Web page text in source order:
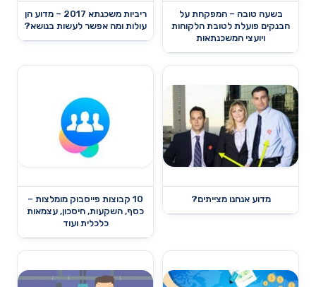
בשעה טובה – המפקחת על
הבנקים פועלת לטובת הלקוחות
ויועצי המשכנתאות
ריביות משכנתא 2017 – מדוע הן
עולות ומה אפשר לעשות בנושא?
מדוע אנחנו מצייתים?
10 קבוצות פייסבוק מומלצות –
כסף, השקעות, חיסכון, עצמאות
כלכלית ועוד